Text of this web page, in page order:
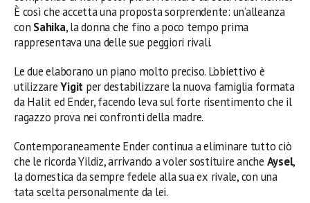
È così che accetta una proposta sorprendente: un’alleanza
con Sahika, la donna che fino a poco tempo prima
rappresentava una delle sue peggiori rivali.
Le due elaborano un piano molto preciso. L’obiettivo è
utilizzareYigit per destabilizzare la nuova famiglia formata
da Halit ed Ender, facendo leva sul forte risentimento che il
ragazzo prova nei confronti della madre.
Contemporaneamente Ender continua a eliminare tutto ciò
che le ricorda Yildiz, arrivando a voler sostituire anche Aysel,
la domestica da sempre fedele alla sua ex rivale, con una
tata scelta personalmente da lei.